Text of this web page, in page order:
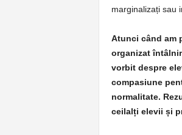
marginalizați sau
Atunci când am
organizat
vorbit despre
compasiune
normalitate.
ceilalți elevii și